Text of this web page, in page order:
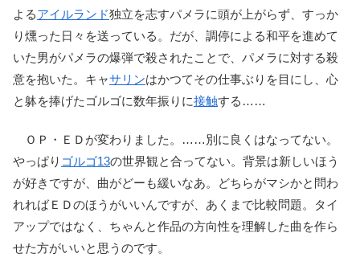
よるアイルランド独立を志すパメラに頭が上がらず、すっか
り燻った日々を送っている。だが、調停による和平を進めて
いた男がパメラの爆弾で殺されたことで、パメラに対する殺
意を抱いた。キャサリンはかつてその仕事ぶりを目にし、心
と躰を捧げたゴルゴに数年振りに接触する……
ＯＰ・ＥＤが変わりました。……別に良くはなってない。
やっぱり ゴルゴ13の世界観と合ってない。背景は新しいほう
が好きですが、曲がどーも緩いなあ。どちらがマシかと問わ
れればＥＤのほうがいいんですが、あくまで比較問題。タイ
アップではなく、ちゃんと作品の方向性を理解した曲を作ら
せた方がいいと思うのです。